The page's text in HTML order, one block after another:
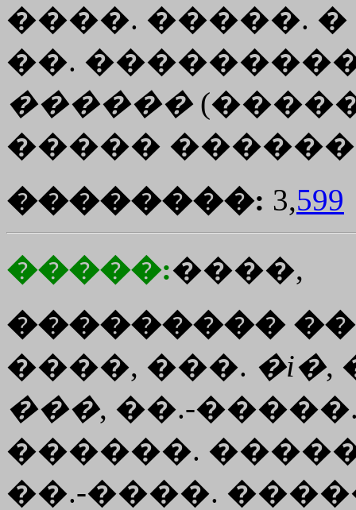
����. �����. �
��.
������
����� ������
��������: 3,599
�����:����,
���������
����, ���. �i�,
���, ��.-
������.
��.-����.